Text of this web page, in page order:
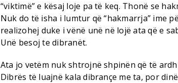
“viktimë” e kësaj loje pa të keq. Thonë se
Nuk do të isha i lumtur që “hakmarrja” ime
realizohej duke i vënë unë në lojë ata që e
Unë besoj te dibranët.
Ata jo vetëm nuk shtrojnë shpinën që të
Dibrës të luajnë kala dibrançe me ta, por